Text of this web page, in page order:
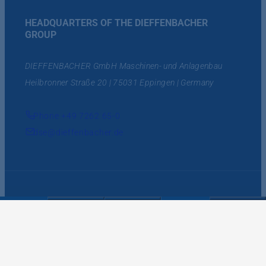
HEADQUARTERS OF THE DIEFFENBACHER
GROUP
DIEFFENBACHER GmbH Maschinen- und Anlagenbau
Heilbronner Straße 20 | 75031 Eppingen | Germany
Phone +49 7262 65-0
dse@dieffenbacher.de